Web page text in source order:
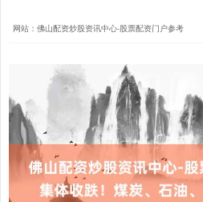
网站：佛山配资炒股资讯中心-股票配资门户参考